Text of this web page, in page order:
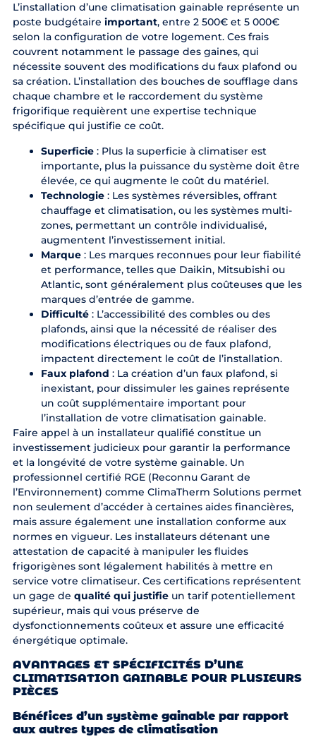
L’installation d’une climatisation gainable représente un
poste budgétaire important, entre 2 500€ et 5 000€
selon la configuration de votre logement. Ces frais
couvrent notamment le passage des gaines, qui
nécessite souvent des modifications du faux plafond ou
sa création. L’installation des bouches de soufflage dans
chaque chambre et le raccordement du système
frigorifique requièrent une expertise technique
spécifique qui justifie ce coût.
Superficie: Plus la superficie à climatiser est
importante, plus la puissance du système doit être
élevée, ce qui augmente le coût du matériel.
Technologie: Les systèmes réversibles, offrant
chauffage et climatisation, ou les systèmes multi-
zones, permettant un contrôle individualisé,
augmentent l’investissement initial.
Marque: Les marques reconnues pour leur fiabilité
et performance, telles que Daikin, Mitsubishi ou
Atlantic, sont généralement plus coûteuses que les
marques d’entrée de gamme.
Difficulté: L’accessibilité des combles ou des
plafonds, ainsi que la nécessité de réaliser des
modifications électriques ou de faux plafond,
impactent directement le coût de l’installation.
Faux plafond : La création d’un faux plafond, si
inexistant, pour dissimuler les gaines représente
un coût supplémentaire important pour
l’installation de votre climatisation gainable.
Faire appel à un installateur qualifié constitue un
investissement judicieux pour garantir la performance
et la longévité de votre système gainable. Un
professionnel certifié RGE (Reconnu Garant de
l’Environnement) comme ClimaTherm Solutions permet
non seulement d’accéder à certaines aides financières,
mais assure également une installation conforme aux
normes en vigueur. Les installateurs détenant une
attestation de capacité à manipuler les fluides
frigorigènes sont légalement habilités à mettre en
service votre climatiseur. Ces certifications représentent
un gage de qualité qui justifieun tarif potentiellement
supérieur, mais qui vous préserve de
dysfonctionnements coûteux et assure une efficacité
énergétique optimale.
AVANTAGES ET SPÉCIFICITÉS D’UNE
CLIMATISATION GAINABLE POUR PLUSIEURS
PIÈCES
Bénéfices d’un système gainable par rapport
aux autres types de climatisation